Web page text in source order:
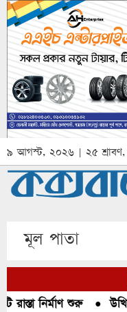
৯ আগস্ট, ২০২৬ | ২৫
মূল পাতা
নির্মাণ শুরু●